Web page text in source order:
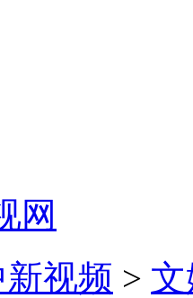
网
新视频 >